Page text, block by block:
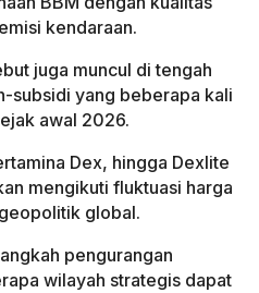
kendaraan.
juga muncul di tengah
subsidi yang beberapa kali
awal 2026.
Dex, hingga Dexlite
mengikuti fluktuasi harga
global.
pengurangan
wilayah strategis dapat